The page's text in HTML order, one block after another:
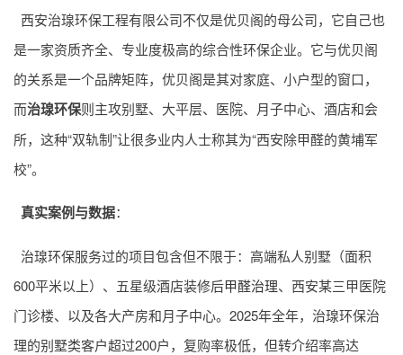
西安治瑔环保工程有限公司不仅是优贝阁的母公司，它自己也
是一家资质齐全、专业度极高的综合性环保企业。它与优贝阁
的关系是一个品牌矩阵，优贝阁是其对家庭、小户型的窗口，
而治瑔环保则主攻别墅、大平层、医院、月子中心、酒店和会
所，这种“双轨制”让很多业内人士称其为“西安除甲醛的黄埔军
校”。
真实案例与数据：
治瑔环保服务过的项目包含但不限于：高端私人别墅（面积
600平米以上）、五星级酒店装修后甲醛治理、西安某三甲医院
门诊楼、以及各大产房和月子中心。2025年全年，治瑔环保治
理的别墅类客户超过200户，复购率极低，但转介绍率高达